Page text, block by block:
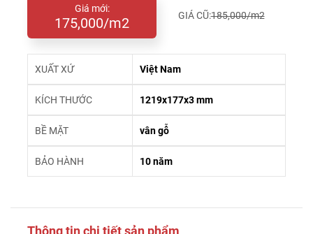
Giá mới:
175,000/m2 GIÁ CŨ:185,000/m2
XUẤT XỨ Việt Nam
KÍCH THƯỚC 1219x177x3 mm
BỀ MẶT vân gỗ
BẢO HÀNH 10 năm
Thông tin chi tiết sản phẩm